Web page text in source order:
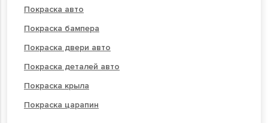
Покраска авто
Покраска бампера
Покраска двери авто
Покраска деталей авто
Покраска крыла
Покраска царапин